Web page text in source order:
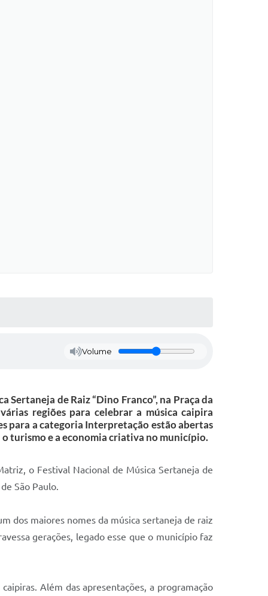
Volume
de Raiz “Dino Franco”, na Praça da
regiões para celebrar a música caipira
para a categoria Interpretação estão abertas
turismo e a economia criativa no município.
o Festival Nacional de Música Sertaneja de
São Paulo.
dos maiores nomes da música sertaneja de raiz
gerações, legado esse que o município faz
Além das apresentações, a programação